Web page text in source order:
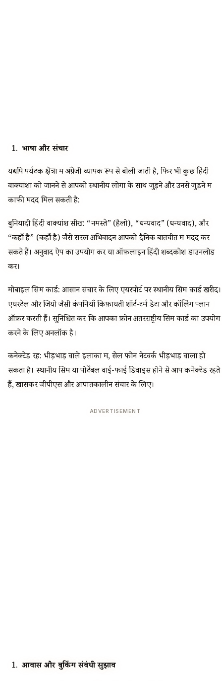
भाषा और संचार
यद्यपि पर्यटक क्षेत्रों में अंग्रेजी व्यापक रूप से बोली जाती है, फिर भी कुछ हिंदी
वाक्यांशों को जानने से आपको स्थानीय लोगों के साथ जुड़ने और उनसे जुड़ने में
काफी मदद मिल सकती है:
बुनियादी हिंदी वाक्यांश सीखें: “नमस्ते” (हैलो), “धन्यवाद” (धन्यवाद), और
“कहाँ है” (कहाँ है) जैसे सरल अभिवादन आपको दैनिक बातचीत में मदद कर
सकते हैं। अनुवाद ऐप का उपयोग करें या ऑफ़लाइन हिंदी शब्दकोश डाउनलोड
करें।
मोबाइल सिम कार्ड: आसान संचार के लिए एयरपोर्ट पर स्थानीय सिम कार्ड खरीदें।
एयरटेल और जियो जैसी कंपनियाँ किफ़ायती शॉर्ट-टर्म डेटा और कॉलिंग प्लान
ऑफ़र करती हैं। सुनिश्चित करें कि आपका फ़ोन अंतरराष्ट्रीय सिम कार्ड का उपयोग
करने के लिए अनलॉक है।
कनेक्टेड रहें: भीड़भाड़ वाले इलाकों में, सेल फोन नेटवर्क भीड़भाड़ वाला हो
सकता है। स्थानीय सिम या पोर्टेबल वाई-फाई डिवाइस होने से आप कनेक्टेड रहते
हैं, खासकर जीपीएस और आपातकालीन संचार के लिए।
ADVERTISEMENT
आवास और बुकिंग संबंधी सुझाव